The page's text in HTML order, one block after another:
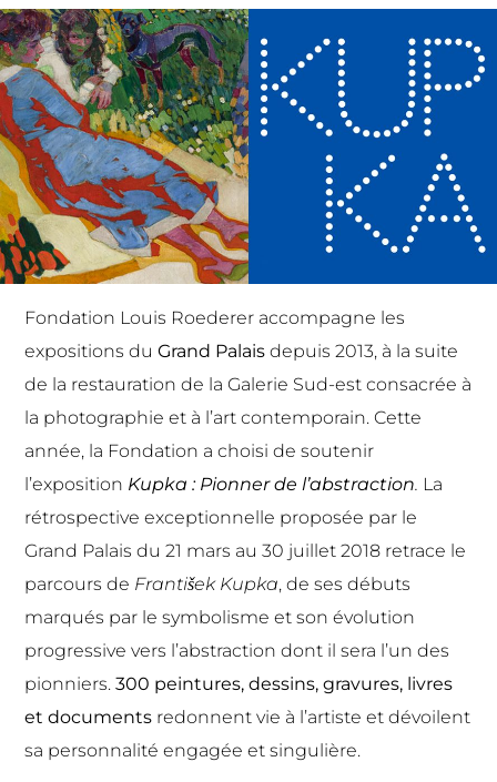
Fondation Louis Roederer accompagne les
expositions duGrand Palais depuis 2013, à la suite
de la restauration de la Galerie Sud-est consacrée à
la photographie et à l’art contemporain. Cette
année, la Fondation a choisi de soutenir
l’exposition Kupka : Pionner de l’abstraction. La
rétrospective exceptionnelle proposée par le
Grand Palais du 21 mars au 30 juillet 2018 retrace le
parcours de František Kupka, de ses débuts
marqués par le symbolisme et son évolution
progressive vers l’abstraction dont il sera l’un des
pionniers.300 peintures, dessins, gravures, livres
et documents redonnent vie à l’artiste et dévoilent
sa personnalité engagée et singulière.